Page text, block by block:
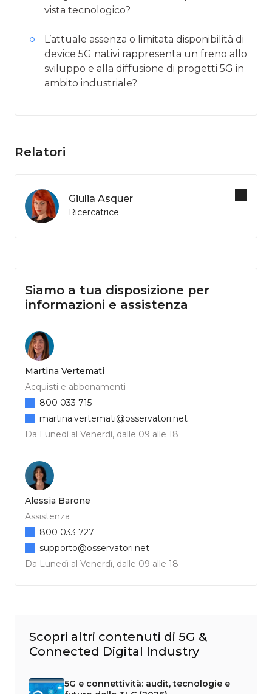
vista tecnologico?
L’attuale assenza o limitata disponibilità di
device 5G nativi rappresenta un freno allo
sviluppo e alla diffusione di progetti 5G in
ambito industriale?
Relatori
Giulia Asquer
Ricercatrice
Siamo a tua disposizione per
informazioni e assistenza
Martina Vertemati
Acquisti e abbonamenti
Da Lunedì al Venerdì, dalle 09 alle 18
800 033 715
martina.vertemati@osservatori.net
Alessia Barone
Assistenza
Da Lunedì al Venerdì, dalle 09 alle 18
800 033 727
supporto@osservatori.net
Scopri altri contenuti di 5G &
Connected Digital Industry
5G e connettività: audit, tecnologie e